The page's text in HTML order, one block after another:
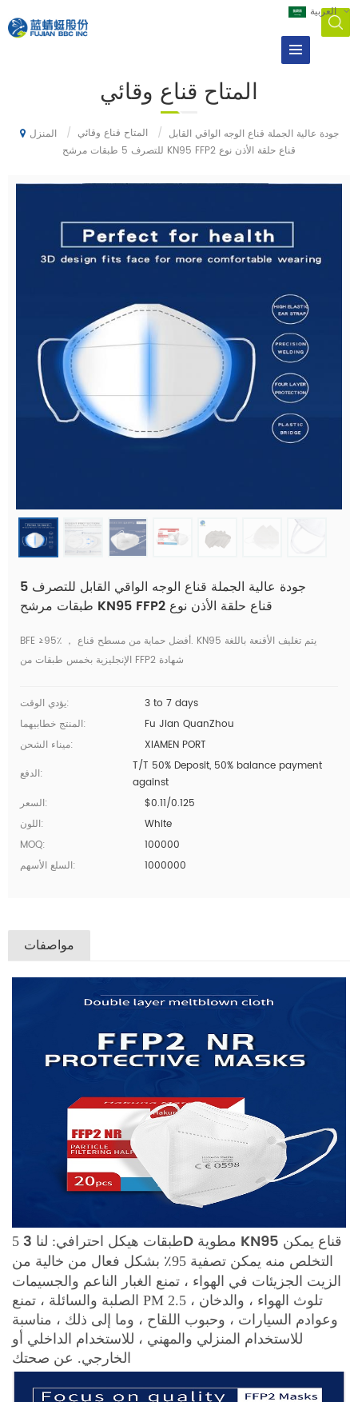
العربية
المتاح قناع وقائي
المنزل / المتاح قناع وقائي / جودة عالية الجملة قناع الوجه الواقي القابل
للتصرف 5 طبقات مرشح KN95 FFP2 قناع حلقة الأذن نوع
جودة عالية الجملة قناع الوجه الواقي القابل للتصرف 5
طبقات مرشح KN95 FFP2 قناع حلقة الأذن نوع
BFE ≥95٪ ， أفضل حماية من مسطح قناع. KN95 يتم تغليف الأقنعة باللغة
الإنجليزية بخمس طبقات من FFP2 شهادة
يؤدي الوقت:
3 to 7 days
المنتج خطابيهما:
Fu Jian QuanZhou
ميناء الشحن:
XIAMEN PORT
الدفع:
T/T 50% Deposit, 50% balance payment
against
السعر:
$0.11/0.125
اللون:
White
MOQ:
100000
السلع الأسهم:
1000000
مواصفات
5 طبقات هيكل احترافي: لنا 3D مطوية KN95 قناع يمكن
التخلص منه
يمكن تصفية 95٪ بشكل فعال من خالية من
الزيت الجزيئات في الهواء ، تمنع الغبار الناعم والجسيمات
الصلبة والسائلة ، تمنع PM 2.5 تلوث الهواء ، والدخان ،
وعوادم السيارات ، وحبوب اللقاح ، وما إلى ذلك ، مناسبة
للاستخدام المنزلي والمهني ، للاستخدام الداخلي أو
الخارجي. عن صحتك